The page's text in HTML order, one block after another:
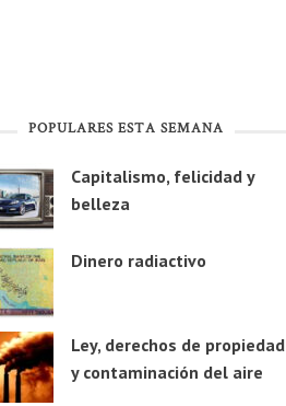
POPULARES ESTA SEMANA
Capitalismo, felicidad y
belleza
Dinero radiactivo
Ley, derechos de propiedad
y contaminación del aire